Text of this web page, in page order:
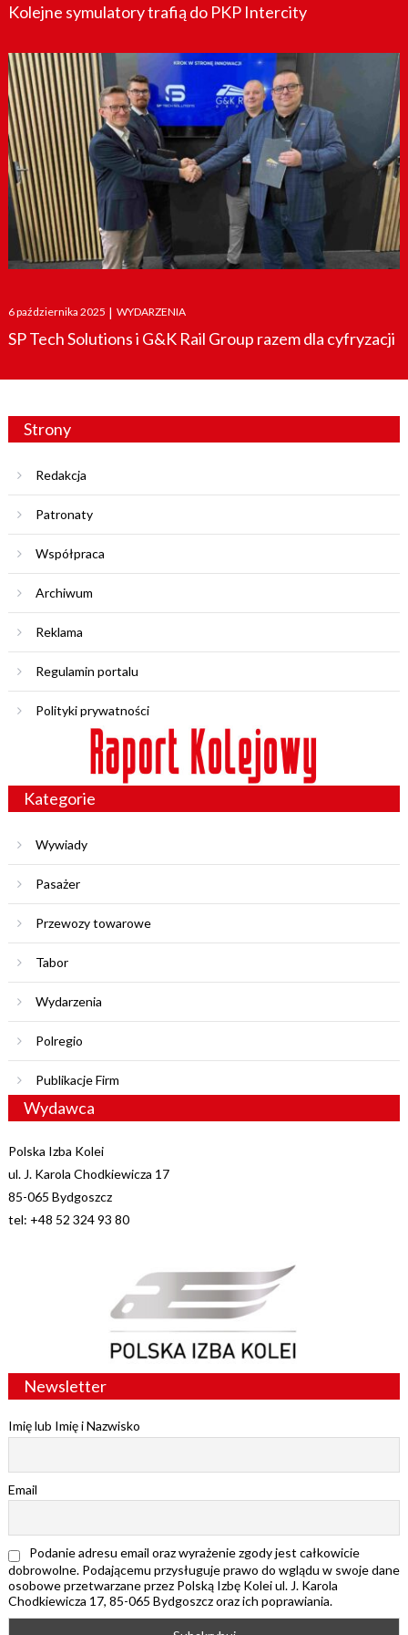
Kolejne symulatory trafią do PKP Intercity
Posted
on
6 października 2025 | WYDARZENIA
SP Tech Solutions i G&K Rail Group razem dla cyfryzacji
Strony
Redakcja
Patronaty
Współpraca
Archiwum
Reklama
Regulamin portalu
Polityki prywatności
Kategorie
Wywiady
Pasażer
Przewozy towarowe
Tabor
Wydarzenia
Polregio
Publikacje Firm
Wydawca
Polska Izba Kolei
ul. J. Karola Chodkiewicza 17
85-065 Bydgoszcz
tel: +48 52 324 93 80
Newsletter
Imię lub Imię i Nazwisko
Email
Podanie adresu email oraz wyrażenie zgody jest całkowicie
dobrowolne. Podającemu przysługuje prawo do wglądu w swoje dane
osobowe przetwarzane przez Polską Izbę Kolei ul. J. Karola
Chodkiewicza 17, 85-065 Bydgoszcz oraz ich poprawiania.